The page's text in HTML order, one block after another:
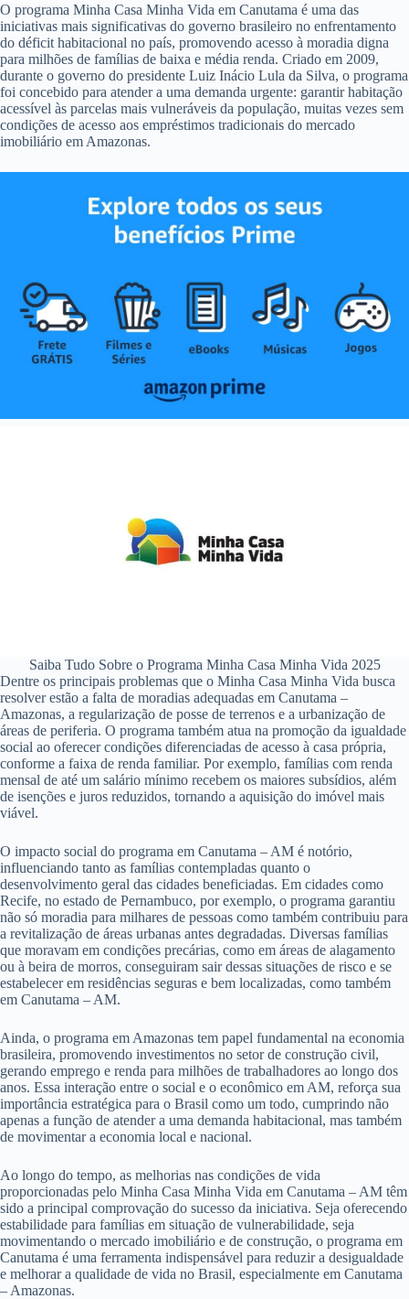
O programa Minha Casa Minha Vida em Canutama é uma das
iniciativas mais significativas do governo brasileiro no enfrentamento
do déficit habitacional no país, promovendo acesso à moradia digna
para milhões de famílias de baixa e média renda. Criado em 2009,
durante o governo do presidente Luiz Inácio Lula da Silva, o programa
foi concebido para atender a uma demanda urgente: garantir habitação
acessível às parcelas mais vulneráveis da população, muitas vezes sem
condições de acesso aos empréstimos tradicionais do mercado
imobiliário em Amazonas.
Saiba Tudo Sobre o Programa Minha Casa Minha Vida 2025
Dentre os principais problemas que o Minha Casa Minha Vida busca
resolver estão a falta de moradias adequadas em Canutama –
Amazonas, a regularização de posse de terrenos e a urbanização de
áreas de periferia. O programa também atua na promoção da igualdade
social ao oferecer condições diferenciadas de acesso à casa própria,
conforme a faixa de renda familiar. Por exemplo, famílias com renda
mensal de até um salário mínimo recebem os maiores subsídios, além
de isenções e juros reduzidos, tornando a aquisição do imóvel mais
viável.
O impacto social do programa em Canutama – AM é notório,
influenciando tanto as famílias contempladas quanto o
desenvolvimento geral das cidades beneficiadas. Em cidades como
Recife, no estado de Pernambuco, por exemplo, o programa garantiu
não só moradia para milhares de pessoas como também contribuiu para
a revitalização de áreas urbanas antes degradadas. Diversas famílias
que moravam em condições precárias, como em áreas de alagamento
ou à beira de morros, conseguiram sair dessas situações de risco e se
estabelecer em residências seguras e bem localizadas, como também
em Canutama – AM.
Ainda, o programa em Amazonas tem papel fundamental na economia
brasileira, promovendo investimentos no setor de construção civil,
gerando emprego e renda para milhões de trabalhadores ao longo dos
anos. Essa interação entre o social e o econômico em AM, reforça sua
importância estratégica para o Brasil como um todo, cumprindo não
apenas a função de atender a uma demanda habitacional, mas também
de movimentar a economia local e nacional.
Ao longo do tempo, as melhorias nas condições de vida
proporcionadas pelo Minha Casa Minha Vida em Canutama – AM têm
sido a principal comprovação do sucesso da iniciativa. Seja oferecendo
estabilidade para famílias em situação de vulnerabilidade, seja
movimentando o mercado imobiliário e de construção, o programa em
Canutama é uma ferramenta indispensável para reduzir a desigualdade
e melhorar a qualidade de vida no Brasil, especialmente em Canutama
– Amazonas.